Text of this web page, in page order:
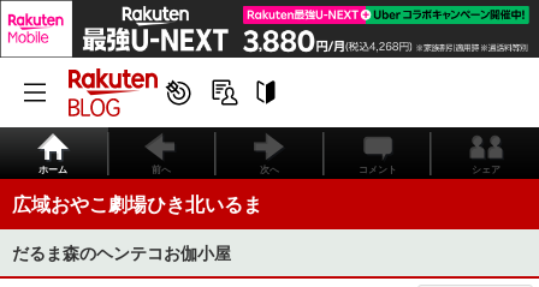
ホーム 前へ 次へ コメント シェア
広域おやこ劇場ひき北いるま
だるま森のヘンテコお伽小屋